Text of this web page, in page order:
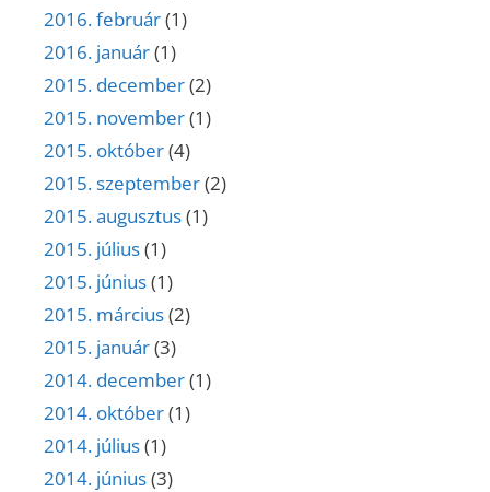
2016. február(1)
2016. január(1)
2015. december(2)
2015. november(1)
2015. október(4)
2015. szeptember(2)
2015. augusztus(1)
2015. július(1)
2015. június(1)
2015. március(2)
2015. január(3)
2014. december(1)
2014. október(1)
2014. július(1)
2014. június(3)